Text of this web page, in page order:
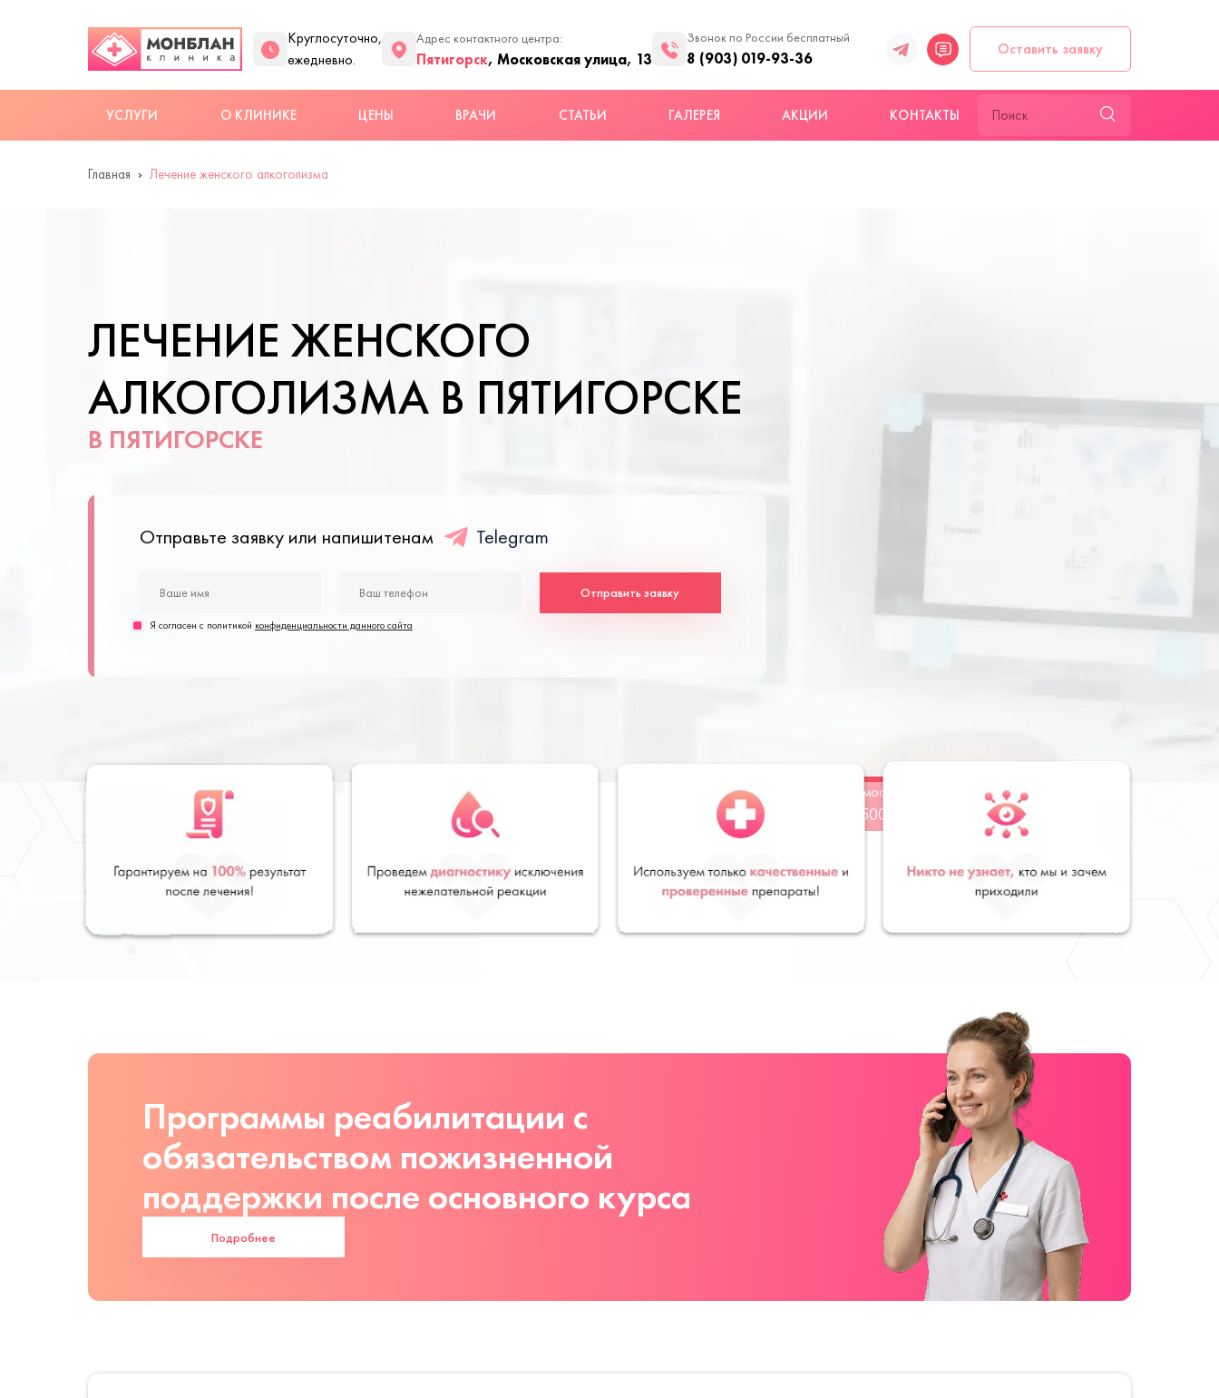
Круглосуточно,
ежедневно.
Адрес контактного центра:
Пятигорск, Московская улица, 13
Звонок по России бесплатный
8 (903) 019-93-36
Оставить заявку
УСЛУГИ О КЛИНИКЕ ЦЕНЫ ВРАЧИ СТАТЬИ ГАЛЕРЕЯ АКЦИИ КОНТАКТЫ
Главная Лечение женского алкоголизма
ЛЕЧЕНИЕ ЖЕНСКОГО
АЛКОГОЛИЗМА В ПЯТИГОРСКЕ
В ПЯТИГОРСКЕ
Отправьте заявку или напишитенам Telegram
Отправить заявку
Я согласен с политикой конфиденциальности данного сайта
Стоимость
от 2500 руб
Заказать
Программы реабилитации с
обязательством пожизненной
поддержки после основного курса
Подробнее